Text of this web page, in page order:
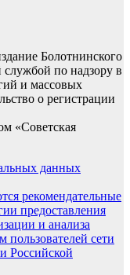
Болотнинского
службой по надзору в
и массовых
о регистрации
«Советская
данных
рекомендательные
предоставления
и анализа
пользователей сети
Российской